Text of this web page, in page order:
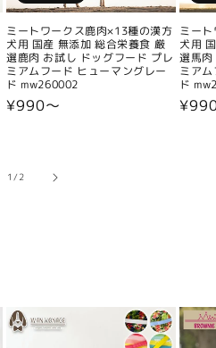
ミートワークス鹿肉×13種の漢方
犬用 国産 無添加 総合栄養食 厳
選鹿肉 お試し ドッグフード プレ
ミアムフード ヒューマングレー
ド mw260002
通
¥990〜
ミー
犬用
選馬
ミア
ド
通
1/の
2